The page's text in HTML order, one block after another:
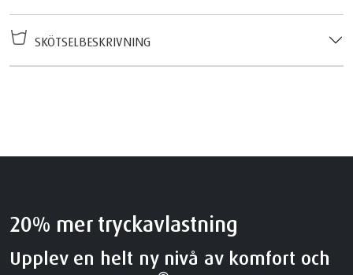
SKÖTSELBESKRIVNING
20% mer tryckavlastning
Upplev en helt ny nivå av komfort och